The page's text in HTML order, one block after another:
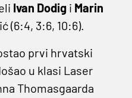
Ivan Dodigi Marin
(6:4, 3:6, 10:6).
prvi hrvatski
u klasi Laser
Thomasgaarda